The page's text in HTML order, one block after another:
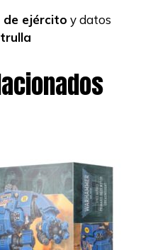
de ejército y datos